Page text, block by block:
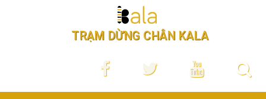
TRẠM DỪNG CHÂN KALA